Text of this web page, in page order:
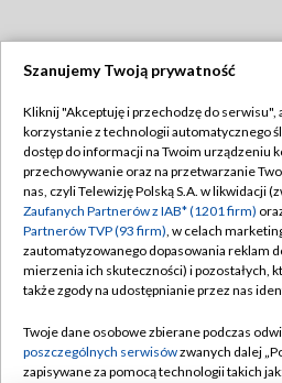
TVP
Abonament TVP
Emisja w TVP
Centrum informacji TVP
Naziemna Telewizja Cyfrowa
Rada Programowa
Regulamin
Polityka
Moje
Pomoc
Szanujemy Twoją prywatność
Kliknij "Akceptuję i przechodzę do serwisu",
korzystanie z technologii automatycznego
dostęp do informacji na Twoim urządzeniu
przechowywanie oraz na przetwarzanie
nas, czyli Telewizję Polską S.A. w likwidacji
Zaufanych Partnerów z IAB* (1201 firm)
Partnerów TVP (93 firm), w celach
zautomatyzowanego dopasowania reklam
mierzenia ich skuteczności) i pozostałych,
także zgody na udostępnianie przez nas
Twoje dane osobowe zbierane podczas
poszczególnych serwisówzwanych dalej
zapisywane za pomocą technologii takich